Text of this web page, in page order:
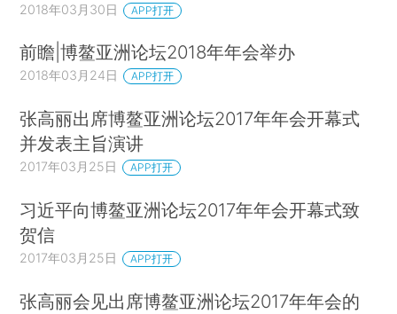
2018年03月30日 APP打开
前瞻|博鳌亚洲论坛2018年年会举办
2018年03月24日 APP打开
张高丽出席博鳌亚洲论坛2017年年会开幕式
并发表主旨演讲
2017年03月25日 APP打开
习近平向博鳌亚洲论坛2017年年会开幕式致
贺信
2017年03月25日 APP打开
张高丽会见出席博鳌亚洲论坛2017年年会的